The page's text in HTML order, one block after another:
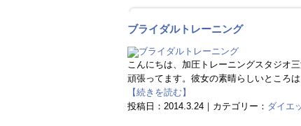
ブライダルトレーニング
こんにちは、加圧トレーニングスタジオ
頑張ってます。彼女の素晴らしいところ
【続きを読む】
投稿日：2014.3.24｜カテゴリー： ダイエ